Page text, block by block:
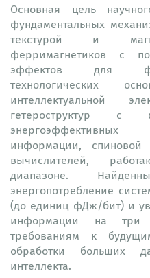
Основная цель
фундаментальных
текстурой и
ферримагнетиков с
эффектов для
технологических
интеллектуальной
гетероструктур с
информации,
вычислителей,
диапазоне.
энергопотребление
(до единиц фДж/бит) и
информации на три
требованиям к
обработки больших
интеллекта.